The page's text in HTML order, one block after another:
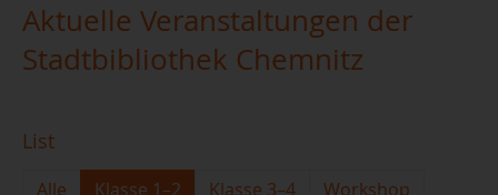
Aktuelle Veranstaltungen der
Stadtbibliothek Chemnitz
List
Alle Klasse 1–2 Klasse 3–4
Workshop